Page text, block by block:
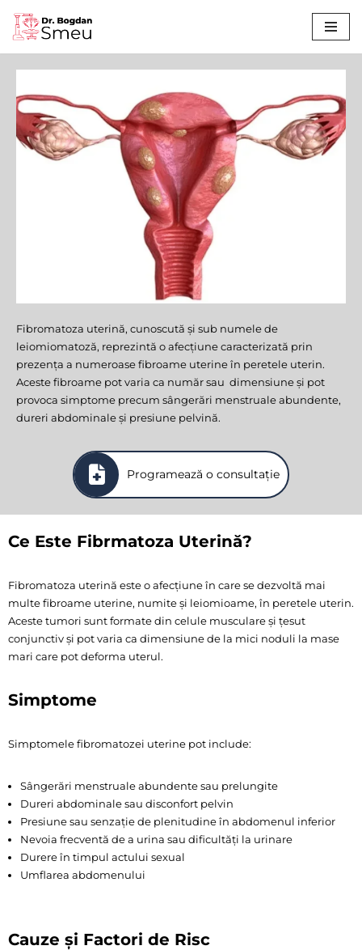
Sari
Fibromatoza
Uterină
Fibromatoza uterină, cunoscută și sub numele de
leiomiomatoză, reprezintă o afecțiune caracterizată prin
prezența a numeroase fibroame uterine în peretele uterin.
Aceste fibroame pot varia ca număr sau dimensiune și pot
provoca simptome precum sângerări menstruale abundente,
dureri abdominale și presiune pelvină.
Programează o consultație
Ce Este Fibrmatoza Uterină?
Fibromatoza uterină este o afecțiune în care se dezvoltă mai
multe fibroame uterine, numite și leiomioame, în peretele uterin.
Aceste tumori sunt formate din celule musculare și țesut
conjunctiv și pot varia ca dimensiune de la mici noduli la mase
mari care pot deforma uterul.
Simptome
Simptomele fibromatozei uterine pot include:
Sângerări menstruale abundente sau prelungite
Dureri abdominale sau disconfort pelvin
Presiune sau senzație de plenitudine în abdomenul inferior
Nevoia frecventă de a urina sau dificultăți la urinare
Durere în timpul actului sexual
Umflarea abdomenului
Cauze și Factori de Risc